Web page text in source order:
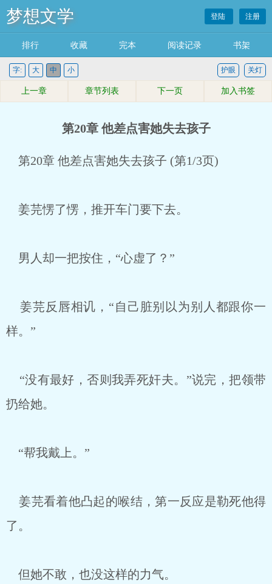
梦想文学 登陆 注册
排行 收藏 完本 阅读记录 书架
字: 大 中 小 关灯
护眼
上一章 章节列表 下一页 加入书签
第20章 他差点害她失去孩子
第20章 他差点害她失去孩子 (第1/3页)
姜芫愣了愣，推开车门要下去。
男人却一把按住，“心虚了？”
姜芫反唇相讥，“自己脏别以为别人都跟你一
样。”
“没有最好，否则我弄死奸夫。”说完，把领带
扔给她。
“帮我戴上。”
姜芫看着他凸起的喉结，第一反应是勒死他得
了。
但她不敢，也没这样的力气。